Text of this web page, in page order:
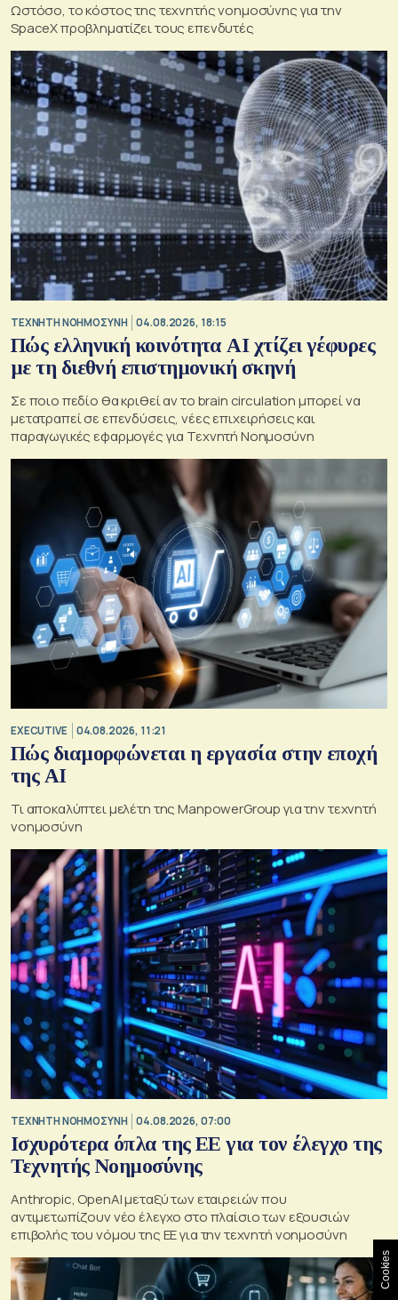
Ωστόσο, το κόστος της τεχνητής νοημοσύνης για την
SpaceX προβληματίζει τους επενδυτές
TΕΧΝΗΤΗ ΝΟΗΜΟΣΥΝΗ 04.08.2026, 18:15
Πώς ελληνική κοινότητα AI χτίζει γέφυρες
με τη διεθνή επιστημονική σκηνή
Σε ποιο πεδίο θα κριθεί αν το brain circulation μπορεί να
μετατραπεί σε επενδύσεις, νέες επιχειρήσεις και
παραγωγικές εφαρμογές για Τεχνητή Νοημοσύνη
EXECUTIVE 04.08.2026, 11:21
Πώς διαμορφώνεται η εργασία στην εποχή
της AI
Τι αποκαλύπτει μελέτη της ManpowerGroup για την τεχνητή
νοημοσύνη
TΕΧΝΗΤΗ ΝΟΗΜΟΣΥΝΗ 04.08.2026, 07:00
Ισχυρότερα όπλα της ΕΕ για τον έλεγχο της
Τεχνητής Νοημοσύνης
Anthropic, OpenAI μεταξύ των εταιρειών που
αντιμετωπίζουν νέο έλεγχο στο πλαίσιο των εξουσιών
επιβολής του νόμου της ΕΕ για την τεχνητή νοημοσύνη
Cookies